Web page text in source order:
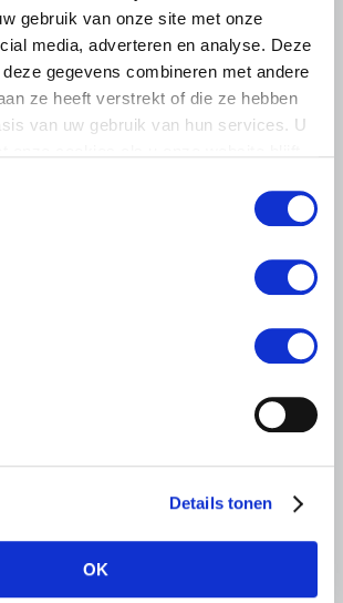
gebruik van onze site met onze
media, adverteren en analyse. Deze
gegevens combineren met andere
ze heeft verstrekt of die ze hebben
van uw gebruik van hun services. U
Details tonen
OK
INFORMATIE
bij demonstratie tegen
onteigening
vrijdagochtend 14 augustus massaal naar
het provinciehuis in Den Bosch te
Lees meer